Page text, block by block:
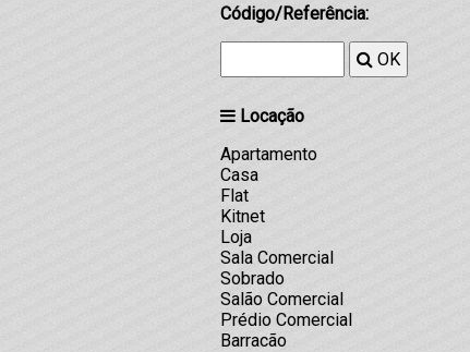
Código/Referência:
OK
Locação
Apartamento
Casa
Flat
Kitnet
Loja
Sala Comercial
Sobrado
Salão Comercial
Prédio Comercial
Barracão